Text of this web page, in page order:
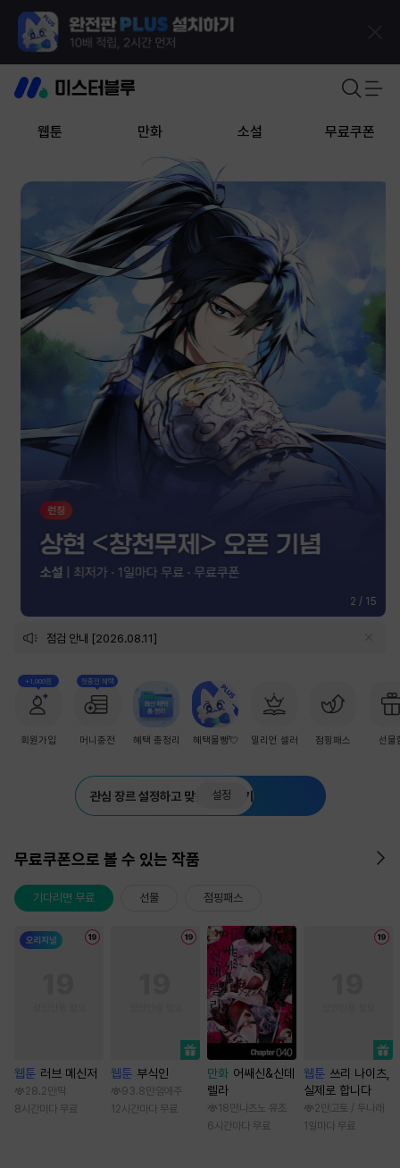
웹툰 만화 소설 무료쿠폰
2 / 15
점검 안내 [2026.08.11]
+1,000원
회원가입
첫충전 혜택
머니충전 혜택 총정리 혜택몰빵💘 밀리언 셀러 점핑패스 선물
관심 장르 설정하고 맞춤 추천 받기
설정
무료쿠폰으로 볼 수 있는 작품
기다리면 무료 선물 점핑패스
웹툰 러브 메신저
28.2만 딱
8시간마다 무료
웹툰 부식인
93.8만 임애주
12시간마다 무료
만화 어쌔신&신데
렐라
18만 나츠노 유조
6시간마다 무료
웹툰 쓰리 나이츠,
실제로 합니다
2만 고토 / 두나래
1일마다 무료